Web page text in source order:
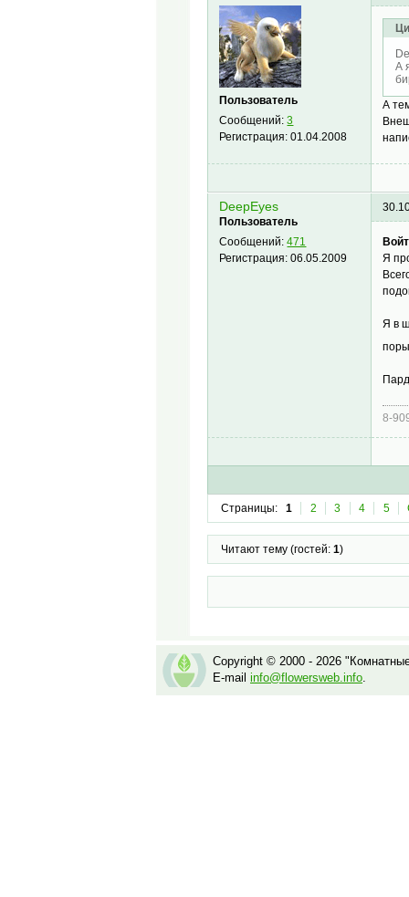
Пользователь
Сообщений:3
Регистрация:01.04.2008
А
А
DeepEyes
Пользователь
Сообщений:471
Регистрация:06.05.2009
Я
Я в
8-
Страницы: 1 2 3 4 5
Читают тему (гостей: 1)
Copyright © 2000 - 2026
E-mail info@flowersweb.info.